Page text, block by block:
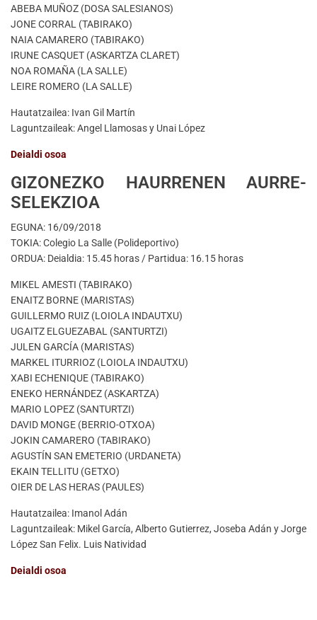
ABEBA MUÑOZ (DOSA SALESIANOS)
JONE CORRAL (TABIRAKO)
NAIA CAMARERO (TABIRAKO)
IRUNE CASQUET (ASKARTZA CLARET)
NOA ROMAÑA (LA SALLE)
LEIRE ROMERO (LA SALLE)
Hautatzailea: Ivan Gil Martín
Laguntzaileak: Angel Llamosas y Unai López
Deialdi osoa
GIZONEZKO HAURRENEN AURRE-
SELEKZIOA
EGUNA: 16/09/2018
TOKIA: Colegio La Salle (Polideportivo)
ORDUA: Deialdia: 15.45 horas / Partidua: 16.15 horas
MIKEL AMESTI (TABIRAKO)
ENAITZ BORNE (MARISTAS)
GUILLERMO RUIZ (LOIOLA INDAUTXU)
UGAITZ ELGUEZABAL (SANTURTZI)
JULEN GARCÍA (MARISTAS)
MARKEL ITURRIOZ (LOIOLA INDAUTXU)
XABI ECHENIQUE (TABIRAKO)
ENEKO HERNÁNDEZ (ASKARTZA)
MARIO LOPEZ (SANTURTZI)
DAVID MONGE (BERRIO-OTXOA)
JOKIN CAMARERO (TABIRAKO)
AGUSTÍN SAN EMETERIO (URDANETA)
EKAIN TELLITU (GETXO)
OIER DE LAS HERAS (PAULES)
Hautatzailea: Imanol Adán
Laguntzaileak: Mikel García, Alberto Gutierrez, Joseba Adán y Jorge
López San Felix. Luis Natividad
Deialdi osoa